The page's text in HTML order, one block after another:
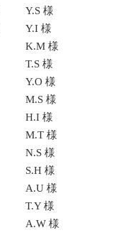
Y.S 様
Y.I 様
K.M 様
T.S 様
Y.O 様
M.S 様
H.I 様
M.T 様
N.S 様
S.H 様
A.U 様
T.Y 様
A.W 様